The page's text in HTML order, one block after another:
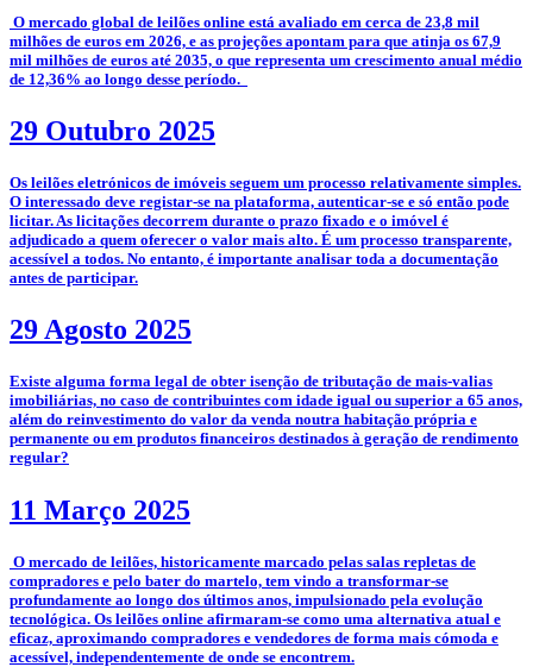
­­ O mercado global de leilões online está avaliado em cerca de 23,8 mil
milhões de euros em 2026, e as projeções apontam para que atinja os 67,9
mil milhões de euros até 2035, o que representa um crescimento anual médio
de 12,36% ao longo desse período.
29 Outubro 2025
­­Os leilões eletrónicos de imóveis seguem um processo relativamente simples.
O interessado deve registar-se na plataforma, autenticar-se e só então pode
licitar. As licitações decorrem durante o prazo fixado e o imóvel é
adjudicado a quem oferecer o valor mais alto. É um processo transparente,
acessível a todos. No entanto, é importante analisar toda a documentação
antes de participar.
29 Agosto 2025
­Existe alguma forma legal de obter isenção de tributação de mais-valias
imobiliárias, no caso de contribuintes com idade igual ou superior a 65 anos,
além do reinvestimento do valor da venda noutra habitação própria e
permanente ou em produtos financeiros destinados à geração de rendimento
regular?
11 Março 2025
­­­­ O mercado de leilões, historicamente marcado pelas salas repletas de
compradores e pelo bater do martelo, tem vindo a transformar-se
profundamente ao longo dos últimos anos, impulsionado pela evolução
tecnológica. Os leilões online afirmaram-se como uma alternativa atual e
eficaz, aproximando compradores e vendedores de forma mais cómoda e
acessível, independentemente de onde se encontrem.